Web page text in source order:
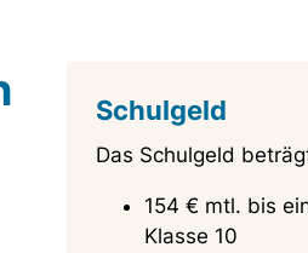
Schulgeld
Das Schulgeld
154 € mtl. bis
Klasse 10